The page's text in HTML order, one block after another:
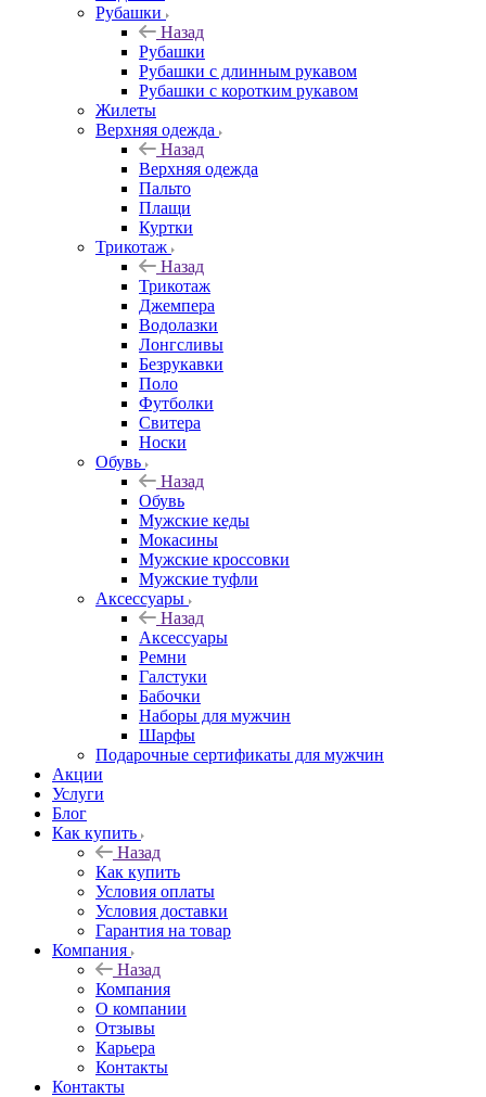
Рубашки
Назад
Рубашки
Рубашки с длинным рукавом
Рубашки с коротким рукавом
Жилеты
Верхняя одежда
Назад
Верхняя одежда
Пальто
Плащи
Куртки
Трикотаж
Назад
Трикотаж
Джемпера
Водолазки
Лонгсливы
Безрукавки
Поло
Футболки
Свитера
Носки
Обувь
Назад
Обувь
Мужские кеды
Мокасины
Мужские кроссовки
Мужские туфли
Аксессуары
Назад
Аксессуары
Ремни
Галстуки
Бабочки
Наборы для мужчин
Шарфы
Подарочные сертификаты для мужчин
Акции
Услуги
Блог
Как купить
Назад
Как купить
Условия оплаты
Условия доставки
Гарантия на товар
Компания
Назад
Компания
О компании
Отзывы
Карьера
Контакты
Контакты